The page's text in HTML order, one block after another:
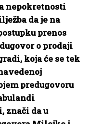
nepokretnosti
da je na
prenos
o prodaji
koja će se tek
predugovoru
znači da u